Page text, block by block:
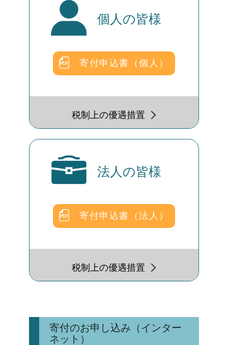
個人の皆様
寄付申込書（個人）
税制上の優遇措置
法人の皆様
寄付申込書（法人）
税制上の優遇措置
寄付のお申し込み（インター
ネット）